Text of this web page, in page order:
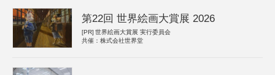
第22回 世界絵画大賞展 2026
[PR] 世界絵画大賞展 実行委員会
共催：株式会社世界堂